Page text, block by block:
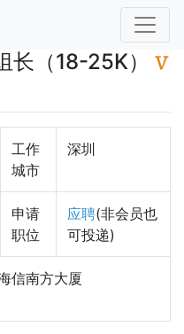
长（18-25K）
工作
城市
深圳
申请
职位
应聘(非会员也
可投递)
信南方大厦